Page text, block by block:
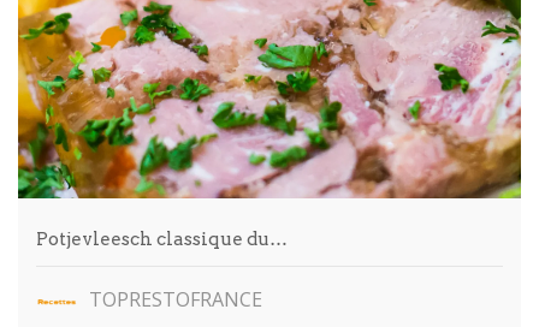
Potjevleesch classique du…
TOPRESTOFRANCE